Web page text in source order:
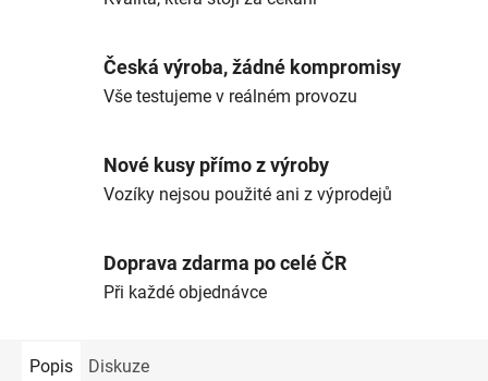
Česká výroba, žádné kompromisy
Vše testujeme v reálném provozu
Nové kusy přímo z výroby
Vozíky nejsou použité ani z výprodejů
Doprava zdarma po celé ČR
Při každé objednávce
Popis Diskuze